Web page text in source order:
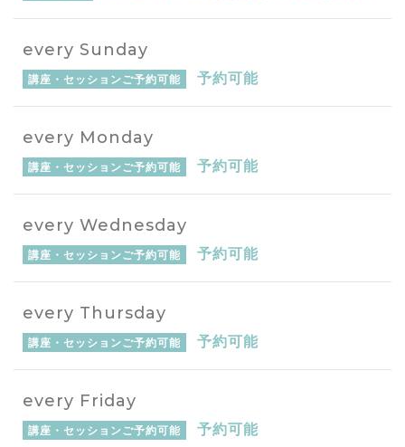
every Sunday
講座・セッションご予約可能 予約可能
every Monday
講座・セッションご予約可能 予約可能
every Wednesday
講座・セッションご予約可能 予約可能
every Thursday
講座・セッションご予約可能 予約可能
every Friday
講座・セッションご予約可能 予約可能